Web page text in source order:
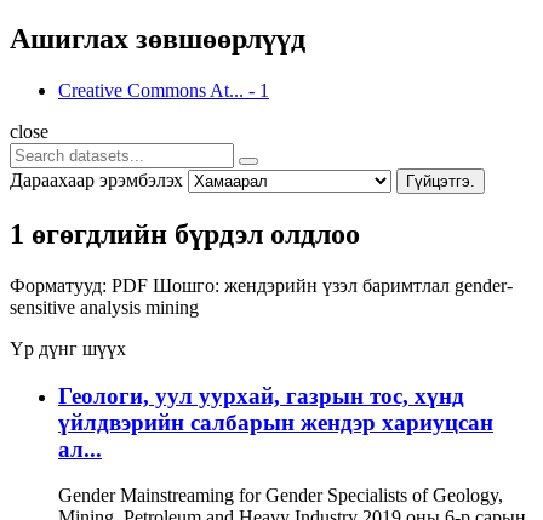
Ашиглах зөвшөөрлүүд
Creative Commons At... - 1
close
Дараахаар эрэмбэлэх Гүйцэтгэ.
1 өгөгдлийн бүрдэл олдлоо
Форматууд: PDF Шошго: жендэрийн үзэл баримтлал gender-
sensitive analysis mining
Үр дүнг шүүх
Геологи, уул уурхай, газрын тос, хүнд
үйлдвэрийн салбарын жендэр хариуцсан
ал...
Gender Mainstreaming for Gender Specialists of Geology,